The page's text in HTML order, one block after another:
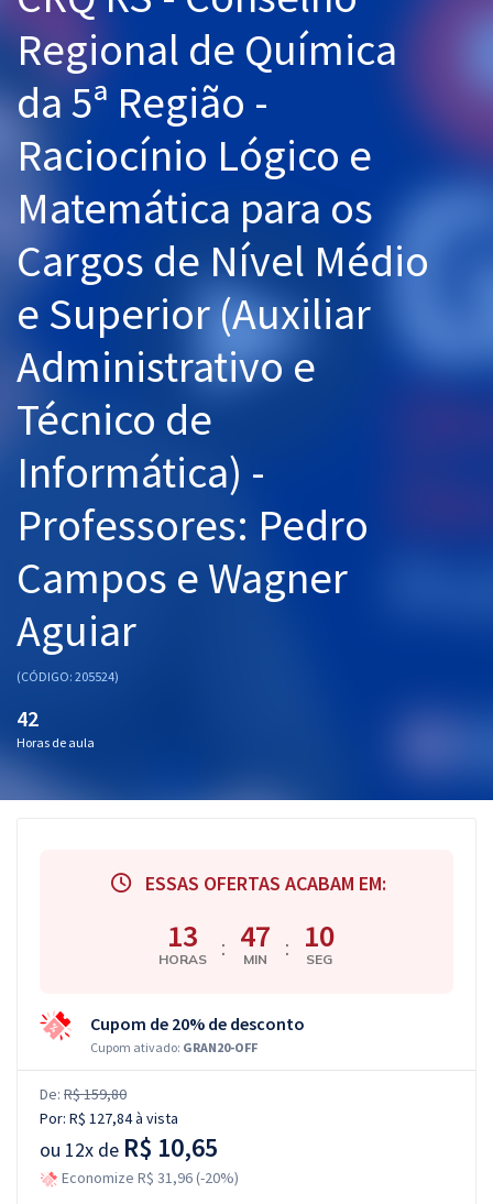
Graduação
Mentorias
Questões grátis
Conteúdo gratuito
Blog
Aprovados
Atendimento
Regional de Química
da 5ª Região -
Raciocínio Lógico e
Matemática para os
Cargos de Nível Médio
e Superior (Auxiliar
Administrativo e
Técnico de
Informática) -
Professores: Pedro
Campos e Wagner
Aguiar
(CÓDIGO: 205524)
42
Horas de aula
ESSAS OFERTAS ACABAM EM:
13
HORAS : 47
MIN : 09
SEG
Cupom de 20% de desconto
Cupom ativado: GRAN20-OFF
De: R$ 159,80
Por: R$ 127,84à vista
ou 12x de R$ 10,65
Economize R$ 31,96 (-20%)